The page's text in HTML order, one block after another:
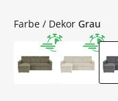
Farbe / Dekor Grau